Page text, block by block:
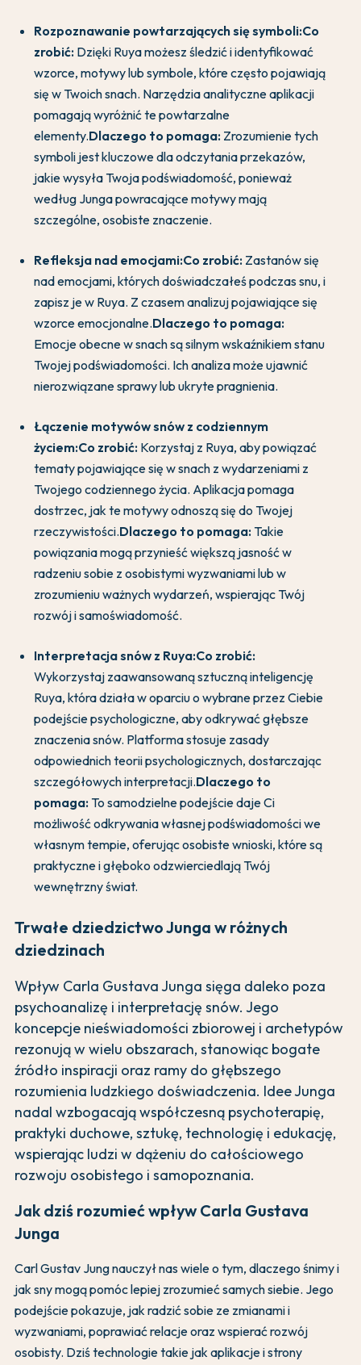
Rozpoznawanie powtarzających się symboli:Co
zrobić: Dzięki Ruya możesz śledzić i identyfikować
wzorce, motywy lub symbole, które często pojawiają
się w Twoich snach. Narzędzia analityczne aplikacji
pomagają wyróżnić te powtarzalne
elementy.Dlaczego to pomaga: Zrozumienie tych
symboli jest kluczowe dla odczytania przekazów,
jakie wysyła Twoja podświadomość, ponieważ
według Junga powracające motywy mają
szczególne, osobiste znaczenie.
Refleksja nad emocjami:Co zrobić: Zastanów się
nad emocjami, których doświadczałeś podczas snu, i
zapisz je w Ruya. Z czasem analizuj pojawiające się
wzorce emocjonalne.Dlaczego to pomaga:
Emocje obecne w snach są silnym wskaźnikiem stanu
Twojej podświadomości. Ich analiza może ujawnić
nierozwiązane sprawy lub ukryte pragnienia.
Łączenie motywów snów z codziennym
życiem:Co zrobić: Korzystaj z Ruya, aby powiązać
tematy pojawiające się w snach z wydarzeniami z
Twojego codziennego życia. Aplikacja pomaga
dostrzec, jak te motywy odnoszą się do Twojej
rzeczywistości.Dlaczego to pomaga: Takie
powiązania mogą przynieść większą jasność w
radzeniu sobie z osobistymi wyzwaniami lub w
zrozumieniu ważnych wydarzeń, wspierając Twój
rozwój i samoświadomość.
Interpretacja snów z Ruya:Co zrobić:
Wykorzystaj zaawansowaną sztuczną inteligencję
Ruya, która działa w oparciu o wybrane przez Ciebie
podejście psychologiczne, aby odkrywać głębsze
znaczenia snów. Platforma stosuje zasady
odpowiednich teorii psychologicznych, dostarczając
szczegółowych interpretacji.Dlaczego to
pomaga: To samodzielne podejście daje Ci
możliwość odkrywania własnej podświadomości we
własnym tempie, oferując osobiste wnioski, które są
praktyczne i głęboko odzwierciedlają Twój
wewnętrzny świat.
Trwałe dziedzictwo Junga w różnych
dziedzinach
Wpływ Carla Gustava Junga sięga daleko poza
psychoanalizę i interpretację snów. Jego
koncepcje nieświadomości zbiorowej i archetypów
rezonują w wielu obszarach, stanowiąc bogate
źródło inspiracji oraz ramy do głębszego
rozumienia ludzkiego doświadczenia. Idee Junga
nadal wzbogacają współczesną psychoterapię,
praktyki duchowe, sztukę, technologię i edukację,
wspierając ludzi w dążeniu do całościowego
rozwoju osobistego i samopoznania.
Jak dziś rozumieć wpływ Carla Gustava
Junga
Carl Gustav Jung nauczył nas wiele o tym, dlaczego śnimy i
jak sny mogą pomóc lepiej zrozumieć samych siebie. Jego
podejście pokazuje, jak radzić sobie ze zmianami i
wyzwaniami, poprawiać relacje oraz wspierać rozwój
osobisty. Dziś technologie takie jak aplikacje i strony